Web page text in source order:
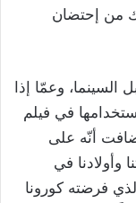
من إحتضان
وعمّا إذا
في فيلم
أنّه على
وأولادنا في
فرضته كورونا